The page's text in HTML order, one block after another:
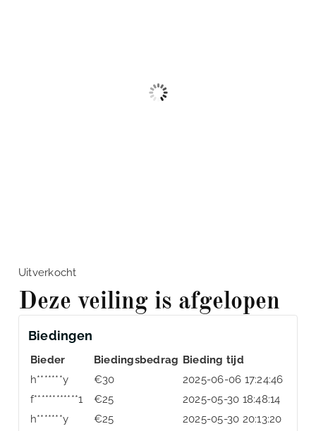
Uitverkocht
Deze veiling is afgelopen
Biedingen
Bieder Biedingsbedrag Bieding tijd
h*******y
€30
2025-06-06 17:24:46
f************1
€25
2025-05-30 18:48:14
h*******y
€25
2025-05-30 20:13:20